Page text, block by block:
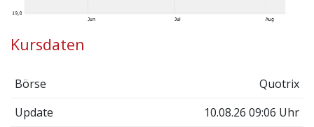
Kursdaten
Börse
Quotrix
Update
10.08.26 09:06 Uhr